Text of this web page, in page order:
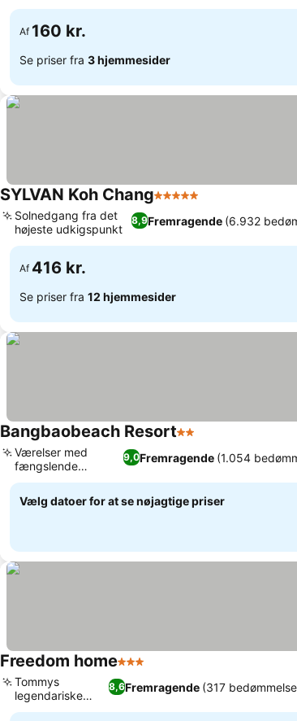
Af 160 kr.
Se priser fra 3 hjemmesider
SYLVAN Koh Chang5 Stjerner
8,9Fremragende (6.932
Solnedgang fra det
højeste udkigspunkt
Af 416 kr.
Se priser fra 12 hjemmesider
Bangbaobeach Resort2 Stjerner
9,0Fremragende (1.054
Værelser med
fængslende
havudsigt
Vælg datoer for at se nøjagtige priser
Freedom home3 Stjerner
8,6Fremragende (317
Tommys
legendariske
bådture